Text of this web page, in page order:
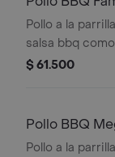
Pollo a la
salsa bbq
Incluye Salsa
$ 61.500
Pollo BBQ
Pollo a la